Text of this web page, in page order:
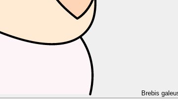
Brebis